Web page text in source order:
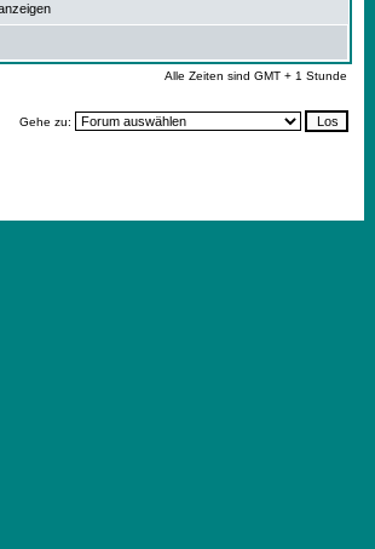
Alle Zeiten sind GMT + 1 Stunde
Gehe zu: